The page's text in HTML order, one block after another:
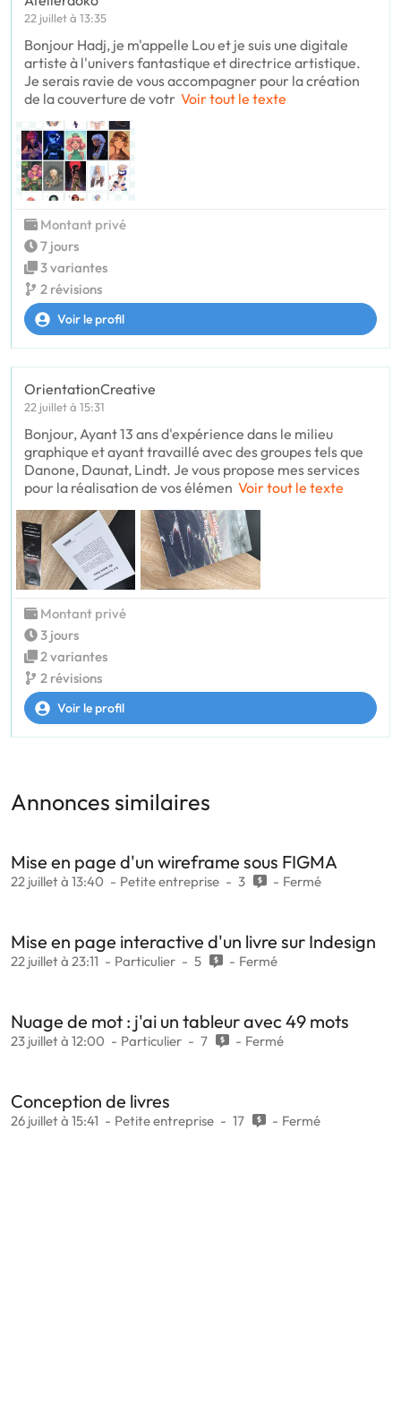
22 juillet à 13:35
Bonjour Hadj, je m'appelle Lou et je suis une digitale
artiste à l'univers fantastique et directrice artistique.
Je serais ravie de vous accompagner pour la création
de la couverture de votr Voir tout le texte
Montant privé
7 jours
3 variantes
2 révisions
Voir le profil
OrientationCreative
22 juillet à 15:31
Bonjour, Ayant 13 ans d'expérience dans le milieu
graphique et ayant travaillé avec des groupes tels que
Danone, Daunat, Lindt. Je vous propose mes services
pour la réalisation de vos élémen Voir tout le texte
Montant privé
3 jours
2 variantes
2 révisions
Voir le profil
Annonces similaires
Mise en page d'un wireframe sous FIGMA
22 juillet à 13:40 Petite entreprise 3 Fermé
Mise en page interactive d'un livre sur Indesign
22 juillet à 23:11 Particulier 5 Fermé
Nuage de mot : j'ai un tableur avec 49 mots
23 juillet à 12:00 Particulier 7 Fermé
Conception de livres
26 juillet à 15:41 Petite entreprise 17 Fermé